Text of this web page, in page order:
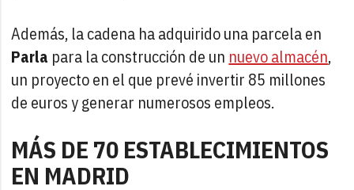
Además, la cadena ha adquirido una parcela en
Parla para la construcción de un nuevo almacén,
un proyecto en el que prevé invertir 85 millones
de euros y generar numerosos empleos.
MÁS DE 70 ESTABLECIMIENTOS
EN MADRID